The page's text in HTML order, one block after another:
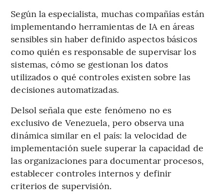
Según la especialista, muchas compañías están
implementando herramientas de IA en áreas
sensibles sin haber definido aspectos básicos
como quién es responsable de supervisar los
sistemas, cómo se gestionan los datos
utilizados o qué controles existen sobre las
decisiones automatizadas.
Delsol señala que este fenómeno no es
exclusivo de Venezuela, pero observa una
dinámica similar en el país: la velocidad de
implementación suele superar la capacidad de
las organizaciones para documentar procesos,
establecer controles internos y definir
criterios de supervisión.